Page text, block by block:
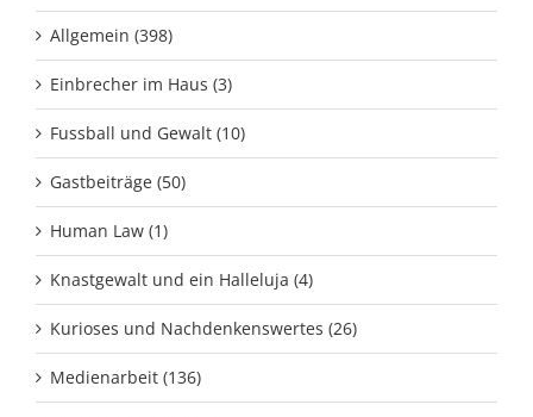
Allgemein (398)
Einbrecher im Haus (3)
Fussball und Gewalt (10)
Gastbeiträge (50)
Human Law (1)
Knastgewalt und ein Halleluja (4)
Kurioses und Nachdenkenswertes (26)
Medienarbeit (136)